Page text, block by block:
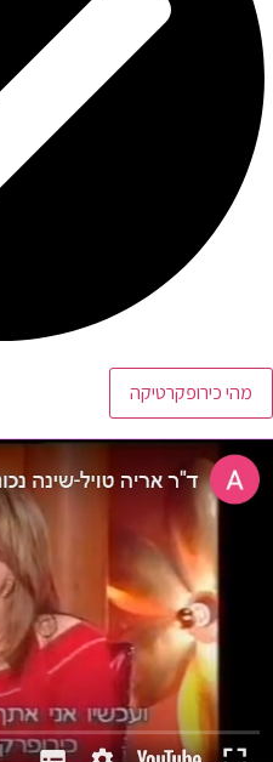
מהי כירופקרטיקה